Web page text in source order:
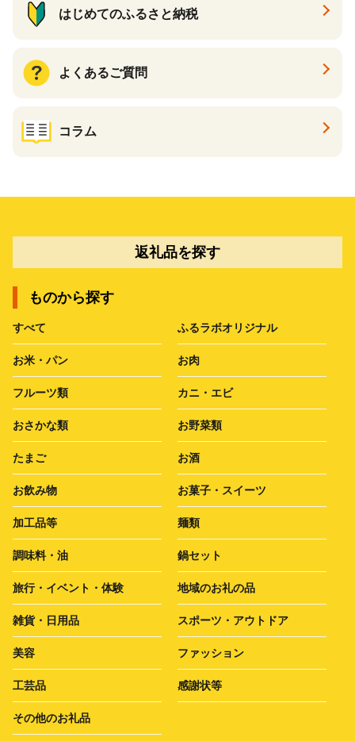
はじめてのふるさと納税
よくあるご質問
コラム
返礼品を探す
ものから探す
すべて ふるラボオリジナル
お米・パン お肉
フルーツ類 カニ・エビ
おさかな類 お野菜類
たまご お酒
お飲み物 お菓子・スイーツ
加工品等 麺類
調味料・油 鍋セット
旅行・イベント・体験 地域のお礼の品
雑貨・日用品 スポーツ・アウトドア
美容 ファッション
工芸品 感謝状等
その他のお礼品